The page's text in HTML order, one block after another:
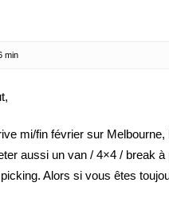
min
mi/fin février sur
aussi un van / 4×4 / break
Alors si vous êtes